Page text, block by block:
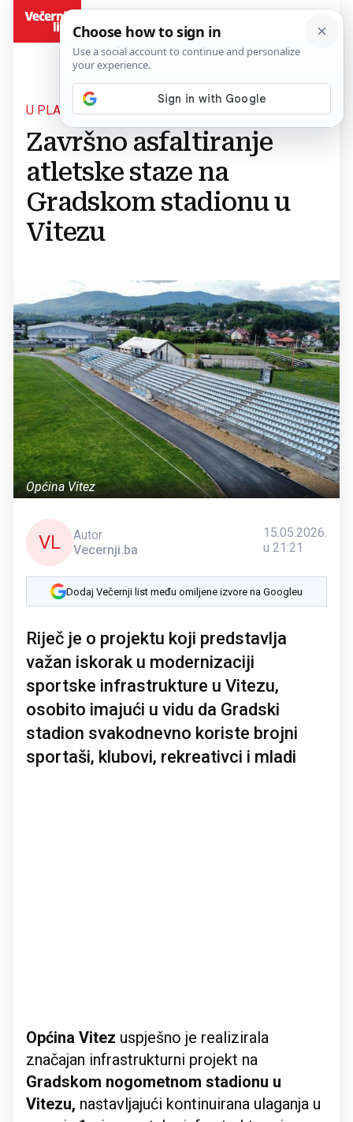
U PLANU I DRUGA FAZA
Završno asfaltiranje
atletske staze na
Gradskom stadionu u
Vitezu
Općina Vitez
VL
Autor
Vecernji.ba
15.05.2026.
u 21:21
Dodaj Večernji list među omiljene izvore na Googleu
Riječ je o projektu koji predstavlja
važan iskorak u modernizaciji
sportske infrastrukture u Vitezu,
osobito imajući u vidu da Gradski
stadion svakodnevno koriste brojni
sportaši, klubovi, rekreativci i mladi
Općina Vitez uspješno je realizirala
značajan infrastrukturni projekt na
Gradskom nogometnom stadionu u
Vitezu, nastavljajući kontinuirana ulaganja u